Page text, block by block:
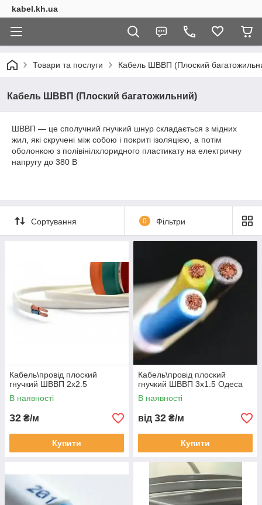
kabel.kh.ua
Товари та послуги Кабель ШВВП (Плоский
Кабель ШВВП (Плоский багатожильний)
ШВВП — це сполучний гнучкий шнур складається з мідних
жил, які скручені між собою і покриті ізоляцією, а потім
оболонкою з полівінілхлоридного пластикату на електричну
напругу до 380 В
Сортування 0 Фільтри
Кабель\провід плоский
гнучкий ШВВП 2х2.5
В наявності
32 ₴/м
Купити
Кабель\провід плоский
гнучкий ШВВП 3х1.5 Одеса
В наявності
від 32 ₴/м
Купити